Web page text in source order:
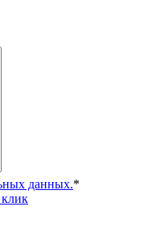
данных.*